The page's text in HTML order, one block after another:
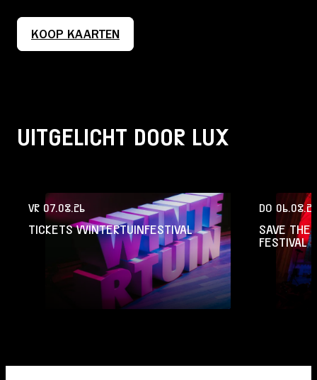
KOOP KAARTEN
UITGELICHT DOOR LUX
VR 07.08.26
TICKETS WINTERTUINFESTIVAL
DO
SAVE THE
FESTIVAL